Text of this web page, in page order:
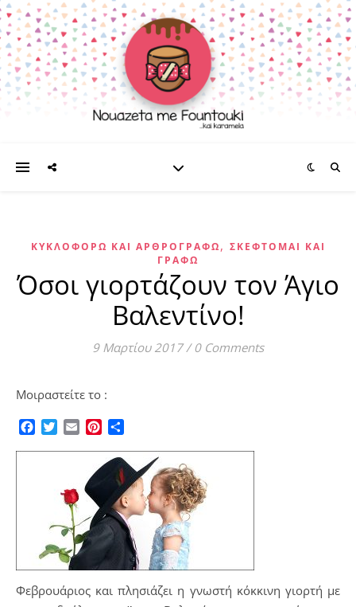
ΚΥΚΛΟΦΟΡΏ ΚΑΙ ΑΡΘΡΟΓΡΑΦΏ, ΣΚΈΦΤΟΜΑΙ ΚΑΙ
ΓΡΆΦΩ
Όσοι γιορτάζουν τον Άγιο
Βαλεντίνο!
9 Μαρτίου 2017 / 0 Comments
Μοιραστείτε το :
Facebook
TwitterEmailPinterest
Φεβρουάριος και πλησιάζει η γνωστή κόκκινη γιορτή με